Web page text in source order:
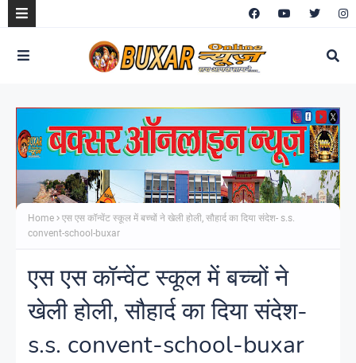
Home
एस एस कॉन्वेंट स्कूल में बच्चों ने खेली होली, सौहार्द का दिया संदेश- s.s.
convent-school-buxar
एस एस कॉन्वेंट स्कूल में बच्चों ने
खेली होली, सौहार्द का दिया संदेश-
s.s. convent-school-buxar